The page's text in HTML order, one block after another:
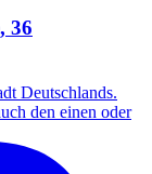
36
Deutschlands.
den einen oder